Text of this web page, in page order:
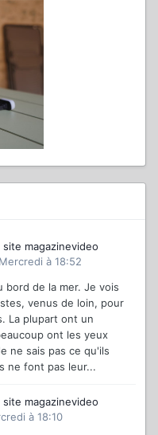
magazinevideo
Mercredi à 18:52
bord de la mer. Je vois
venus de loin, pour
La plupart ont un
ont les yeux
ne sais pas ce qu'ils
ne font pas leur...
magazinevideo
à 18:10